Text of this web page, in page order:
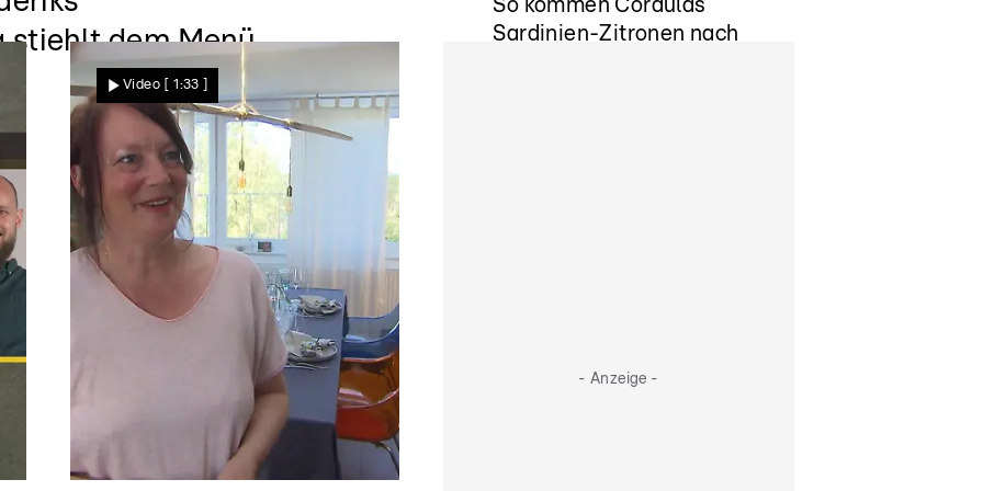
stiehlt dem Menü
So kommen Cordulas
Sardinien-Zitronen nach
Video [ 1:33 ]
- Anzeige -